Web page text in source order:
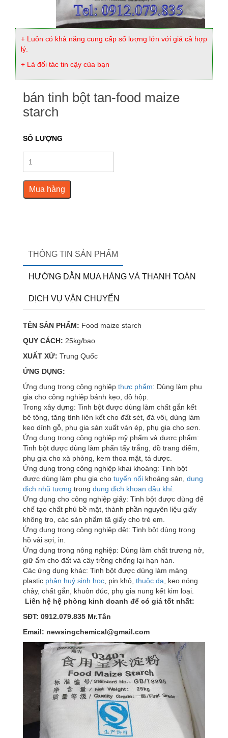
+ Luôn có khả năng cung cấp số lượng lớn với giá cả hợp
lý.
+ Là đối tác tin cậy của bạn
bán tinh bột tan-food maize
starch
SỐ LƯỢNG
Mua hàng
THÔNG TIN SẢN PHẨM
HƯỚNG DẪN MUA HÀNG VÀ THANH TOÁN
DỊCH VỤ VẬN CHUYỂN
TÊN SẢN PHẨM: Food maize starch
QUY CÁCH: 25kg/bao
XUẤT XỨ: Trung Quốc
ỨNG DỤNG:
Ứng dụng trong công nghiệp thực phẩm: Dùng làm phụ
gia cho công nghiệp bánh kẹo, đồ hộp.
Trong xây dựng: Tinh bột được dùng làm chất gắn kết
bê tông, tăng tính liên kết cho đất sét, đá vôi, dùng làm
keo dính gỗ, phụ gia sản xuất ván ép, phụ gia cho sơn.
Ứng dụng trong công nghiệp mỹ phẩm và dược phẩm:
Tinh bột được dùng làm phấn tẩy trắng, đồ trang điểm,
phụ gia cho xà phòng, kem thoa mặt, tá dược.
Ứng dụng trong công nghiệp khai khoáng: Tinh bột
được dùng làm phụ gia cho tuyển nổi khoáng sản, dung
dịch nhũ tương trong dung dịch khoan dầu khí.
Ứng dụng cho công nghiệp giấy: Tinh bột được dùng để
chế tạo chất phủ bề mặt, thành phần nguyên liệu giấy
không tro, các sản phẩm tã giấy cho trẻ em.
Ứng dụng trong công nghiệp dệt: Tinh bột dùng trong
hồ vải sợi, in.
Ứng dụng trong nông nghiệp: Dùng làm chất trương nở,
giữ ẩm cho đất và cây trồng chống lại hạn hán.
Các ứng dụng khác: Tinh bột được dùng làm màng
plastic phân huỷ sinh học, pin khô, thuộc da, keo nóng
chảy, chất gắn, khuôn đúc, phụ gia nung kết kim loại.
Liên hệ hệ phòng kinh doanh để có giá tốt nhất:
SĐT: 0912.079.835 Mr.Tân
Email: newsingchemical@gmail.com